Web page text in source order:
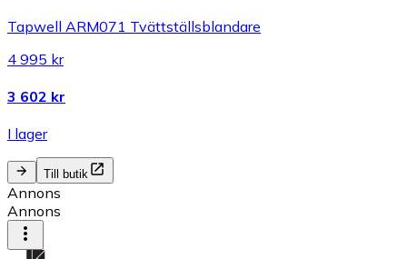
Tapwell ARM071 Tvättställsblandare
4 995 kr
3 602 kr
I lager
Till butik
Annons
Annons